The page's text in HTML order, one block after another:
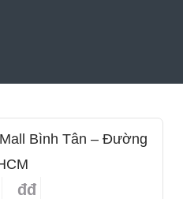
Bình Tân – Đường
đđ